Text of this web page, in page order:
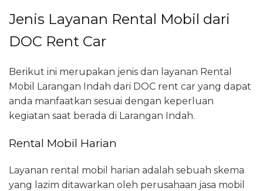
Jenis Layanan Rental Mobil dari
DOC Rent Car
Berikut ini merupakan jenis dan layanan Rental
Mobil Larangan Indah dari DOC rent car yang dapat
anda manfaatkan sesuai dengan keperluan
kegiatan saat berada di Larangan Indah.
Rental Mobil Harian
Layanan rental mobil harian adalah sebuah skema
yang lazim ditawarkan oleh perusahaan jasa mobil